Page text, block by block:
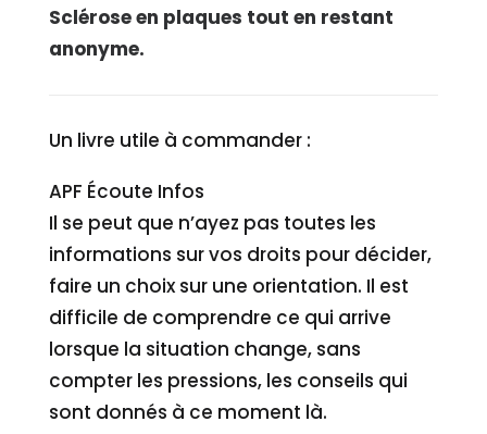
Sclérose en plaques tout en restant
anonyme.
Un livre utile à commander :
APF Écoute Infos
Il se peut que n’ayez pas toutes les
informations sur vos droits pour décider,
faire un choix sur une orientation. Il est
difficile de comprendre ce qui arrive
lorsque la situation change, sans
compter les pressions, les conseils qui
sont donnés à ce moment là.